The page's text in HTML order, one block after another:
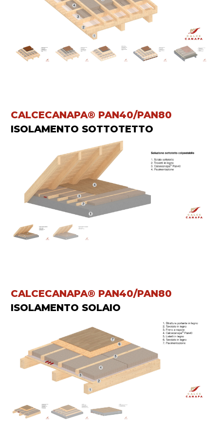
CALCECANAPA® PAN40/PAN80
ISOLAMENTO SOTTOTETTO
CALCECANAPA® PAN40/PAN80
ISOLAMENTO SOLAIO